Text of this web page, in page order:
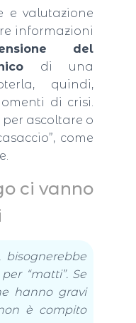
e valutazione
informazioni
del
di una
quindi,
di crisi.
ascoltare o
come
ci vanno
bisognerebbe
“matti”. Se
hanno gravi
è compito